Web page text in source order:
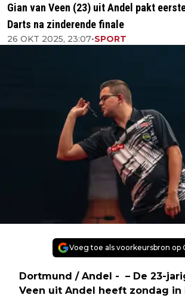
Gian van Veen (23) uit Andel pakt
Darts na zinderende finale
26 OKT 2025, 23:07•SPORT
Voeg toe als voorkeursbron op
Dortmund / Andel - – De 23-
Veen uit Andel heeft zondag in